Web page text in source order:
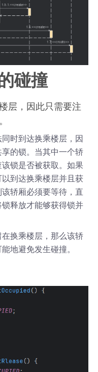
碰撞
层，因此只需要注
时到达换乘楼层，因
的锁。当其中一个轿
锁是否被获取。如果
到达换乘楼层并且获
轿厢必须要等待，直
释放才能够获得锁并
换乘楼层，那么该轿
地避免发生碰撞。